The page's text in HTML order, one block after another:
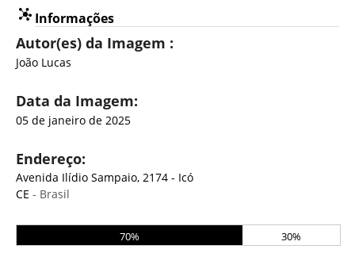
Informações
Autor(es) da Imagem :
João Lucas
Data da Imagem:
05 de janeiro de 2025
Endereço:
Avenida Ilídio Sampaio, 2174 - Icó
CE - Brasil
70% 30%